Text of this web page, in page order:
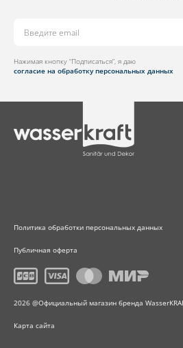
Нажимая кнопку “Подписаться”, я даю
согласие на обработку персональных данных
Политика обработки персональных данных
Публичная оферта
2026 @Официальный магазин бренда
Карта сайта